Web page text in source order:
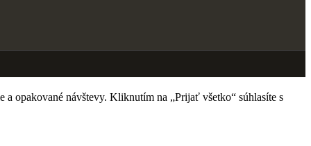
a opakované návštevy. Kliknutím na „Prijať všetko“ súhlasíte s